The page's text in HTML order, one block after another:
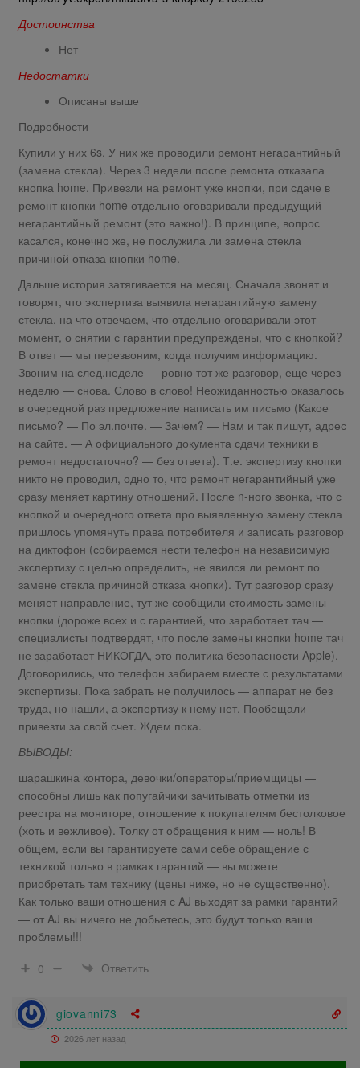
Достоинства
Нет
Недостатки
Описаны выше
Подробности
Купили у них 6s. У них же проводили ремонт негарантийный
(замена стекла). Через 3 недели после ремонта отказала
кнопка home. Привезли на ремонт уже кнопки, при сдаче в
ремонт кнопки home отдельно оговаривали предыдущий
негарантийный ремонт (это важно!). В принципе, вопрос
касался, конечно же, не послужила ли замена стекла
причиной отказа кнопки home.
Дальше история затягивается на месяц. Сначала звонят и
говорят, что экспертиза выявила негарантийную замену
стекла, на что отвечаем, что отдельно оговаривали этот
момент, о снятии с гарантии предупреждены, что с кнопкой?
В ответ — мы перезвоним, когда получим информацию.
Звоним на след.неделе — ровно тот же разговор, еще через
неделю — снова. Слово в слово! Неожиданностью оказалось
в очередной раз предложение написать им письмо (Какое
письмо? — По эл.почте. — Зачем? — Нам и так пишут, адрес
на сайте. — А официального документа сдачи техники в
ремонт недостаточно? — без ответа). Т.е. экспертизу кнопки
никто не проводил, одно то, что ремонт негарантийный уже
сразу меняет картину отношений. После n-ного звонка, что с
кнопкой и очередного ответа про выявленную замену стекла
пришлось упомянуть права потребителя и записать разговор
на диктофон (собираемся нести телефон на независимую
экспертизу с целью определить, не явился ли ремонт по
замене стекла причиной отказа кнопки). Тут разговор сразу
меняет направление, тут же сообщили стоимость замены
кнопки (дороже всех и с гарантией, что заработает тач —
специалисты подтвердят, что после замены кнопки home тач
не заработает НИКОГДА, это политика безопасности Apple).
Договорились, что телефон забираем вместе с результатами
экспертизы. Пока забрать не получилось — аппарат не без
труда, но нашли, а экспертизу к нему нет. Пообещали
привезти за свой счет. Ждем пока.
ВЫВОДЫ:
шарашкина контора, девочки/операторы/приемщицы —
способны лишь как попугайчики зачитывать отметки из
реестра на мониторе, отношение к покупателям бестолковое
(хоть и вежливое). Толку от обращения к ним — ноль! В
общем, если вы гарантируете сами себе обращение с
техникой только в рамках гарантий — вы можете
приобретать там технику (цены ниже, но не существенно).
Как только ваши отношения с AJ выходят за рамки гарантий
— от AJ вы ничего не добьетесь, это будут только ваши
проблемы!!!
0
Ответить
giovanni73
2026 лет назад